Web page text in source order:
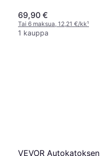
69,90 €
Tai 6 maksua, 12,21 €/kk¹
1 kauppa
VEVOR Autokatoksen